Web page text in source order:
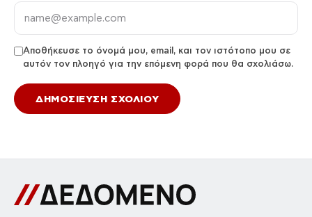
Αποθήκευσε το όνομά μου, email, και τον ιστότοπο μου σε
αυτόν τον πλοηγό για την επόμενη φορά που θα σχολιάσω.